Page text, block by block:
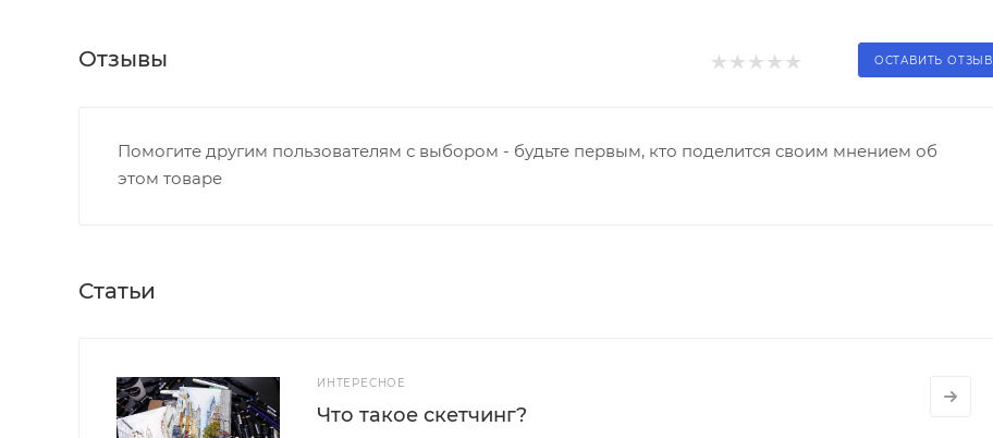
Отзывы ОСТАВИТЬ ОТЗЫВ
Помогите другим пользователям с выбором - будьте первым, кто поделится своим мнением об
этом товаре
Статьи
ИНТЕРЕСНОЕ
Что такое скетчинг?